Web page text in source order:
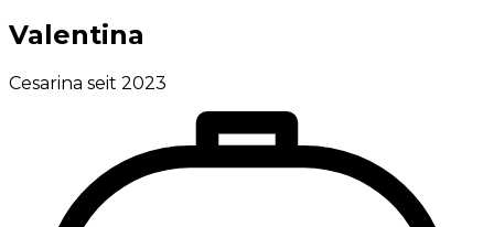
Valentina
Cesarina seit 2023